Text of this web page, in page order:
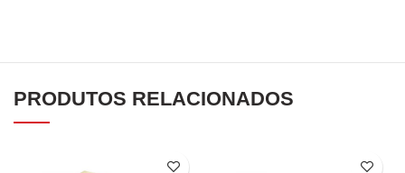
PRODUTOS RELACIONADOS